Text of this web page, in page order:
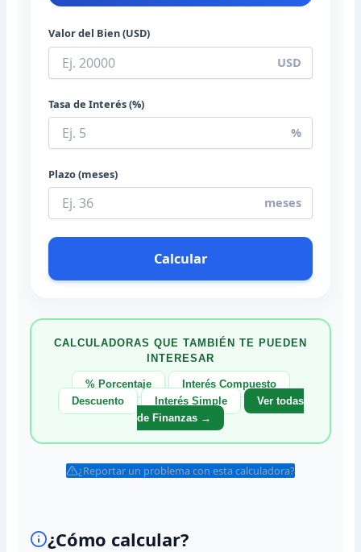
Valor del Bien (USD)
USD
Tasa de Interés (%)
%
Plazo (meses)
meses
Calcular
CALCULADORAS QUE TAMBIÉN TE PUEDEN
INTERESAR
% Porcentaje
Interés Compuesto
Descuento
Interés Simple
Ver todas
de Finanzas →
¿Reportar un problema con esta calculadora?
¿Cómo calcular?